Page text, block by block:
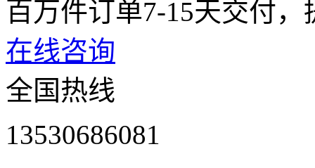
百万件订单7-15天交付，
在线咨询
全国热线
13530686081